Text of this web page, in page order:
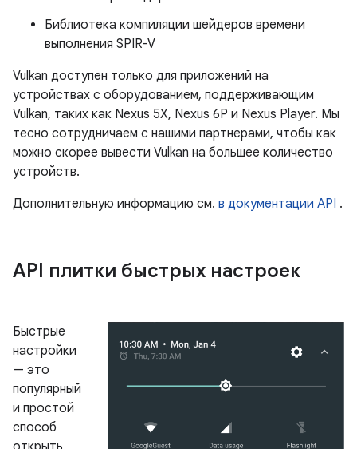
Библиотека компиляции шейдеров времени
выполнения SPIR-V
Vulkan доступен только для приложений на
устройствах с оборудованием, поддерживающим
Vulkan, таких как Nexus 5X, Nexus 6P и Nexus Player. Мы
тесно сотрудничаем с нашими партнерами, чтобы как
можно скорее вывести Vulkan на большее количество
устройств.
Дополнительную информацию см. в документации API .
API плитки быстрых настроек
Быстрые
настройки
— это
популярный
и простой
способ